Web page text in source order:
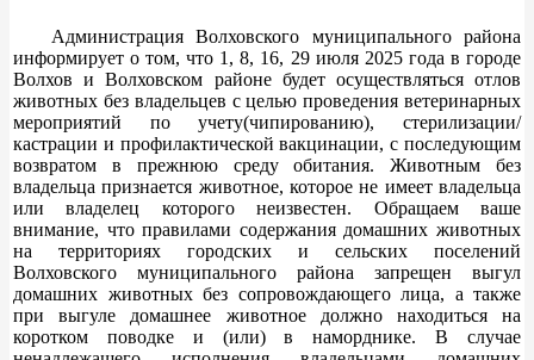
Администрация Волховского муниципального района
информирует о том, что 1, 8, 16, 29 июля 2025 года в городе
Волхов и Волховском районе будет осуществляться отлов
животных без владельцев с целью проведения ветеринарных
мероприятий по учету(чипированию), стерилизации/
кастрации и профилактической вакцинации, с последующим
возвратом в прежнюю среду обитания. Животным без
владельца признается животное, которое не имеет владельца
или владелец которого неизвестен. Обращаем ваше
внимание, что правилами содержания домашних животных
на территориях городских и сельских поселений
Волховского муниципального района запрещен выгул
домашних животных без сопровождающего лица, а также
при выгуле домашнее животное должно находиться на
коротком поводке и (или) в наморднике. В случае